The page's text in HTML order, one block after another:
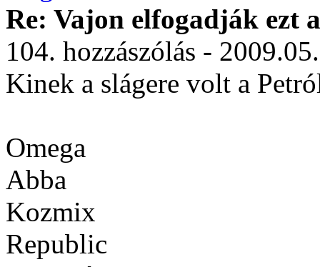
Re: Vajon elfogadják ezt
104. hozzászólás -
Kinek a slágere volt a
Omega
Abba
Kozmix
Republic